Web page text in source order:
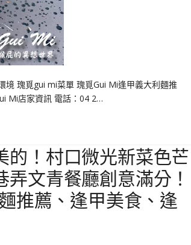
瑰覓gui mi菜單 瑰覓Gui Mi逢甲義大利麵推
Mi店家資訊 電話：04 2…
的！村口微光新菜色芒
文青餐廳創意滿分！
推薦、逢甲美食、逢